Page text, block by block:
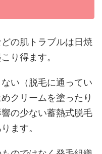
の肌トラブルは日焼
り得ます。
い（脱毛に通ってい
クリームを塗ったり
の少ない蓄熱式脱毛
ます。